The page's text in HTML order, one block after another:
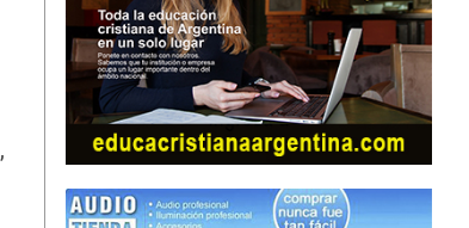
,